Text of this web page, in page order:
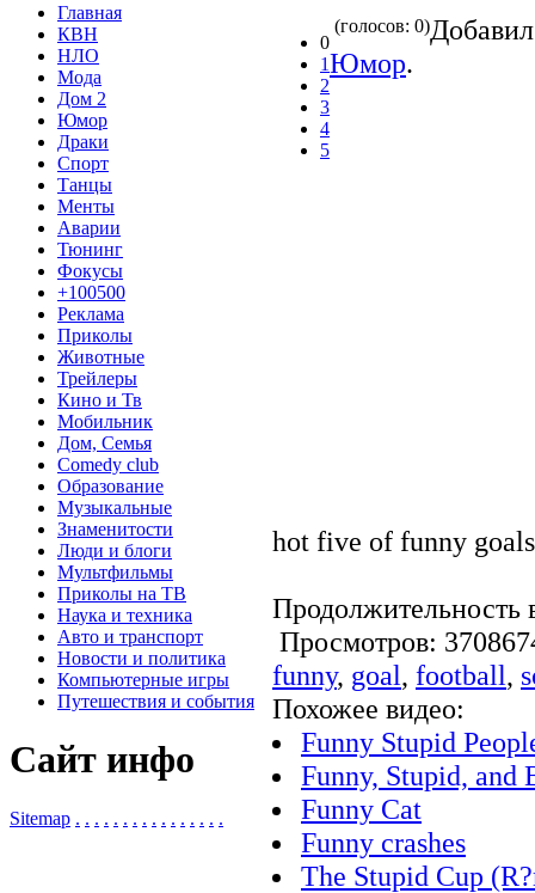
Главная
КВН
НЛО
Мода
Дом 2
Юмор
Драки
Спорт
Танцы
Менты
Аварии
Тюнинг
Фокусы
+100500
Реклама
Приколы
Животные
Трейлеры
Кино и Тв
Мобильник
Дом, Семья
Comedy club
Образование
Музыкальные
Знаменитости
Люди и блоги
Мультфильмы
Приколы на ТВ
Наука и техника
Авто и транспорт
Новости и политика
Компьютерные игры
Путешествия и события
Сайт инфо
Sitemap . . . . . . . . . . . . . . . .
0
1
2
3
4
5
(голосов: 0)
Юмор.
hot five of funny goals
Продолжительность
Просмотров:
funny, goal, football,
Похожее видео:
Funny Stupid
Funny, Stupid, and
Funny Cat
Funny crashes
The Stupid Cup